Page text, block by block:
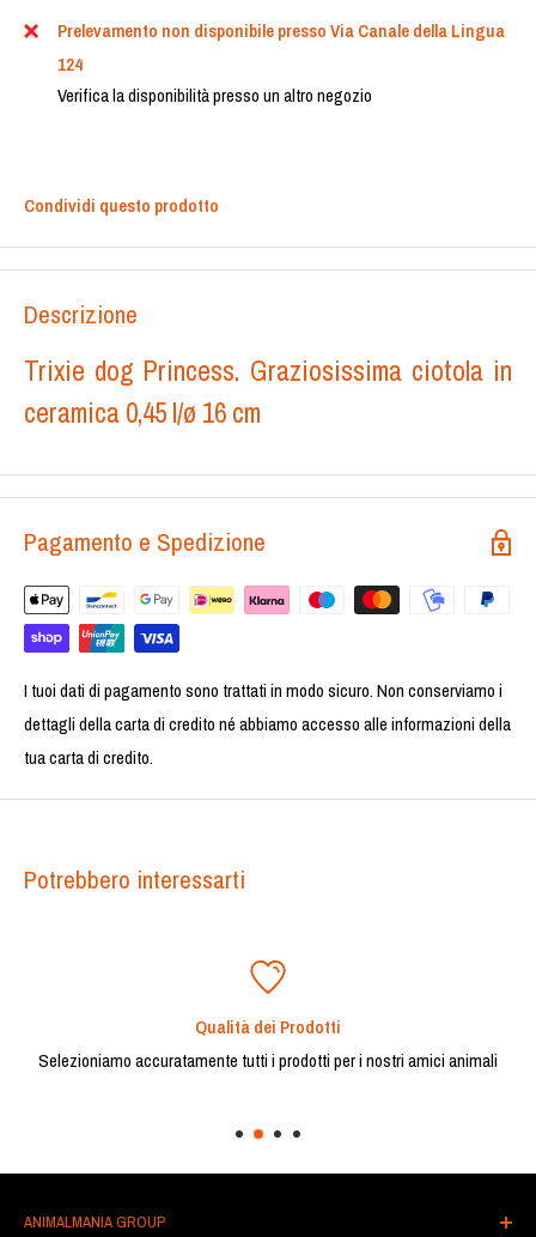
Prelevamento non disponibile presso Via Canale della Lingua
124
Verifica la disponibilità presso un altro negozio
Condividi questo prodotto
Descrizione
Trixie dog Princess. Graziosissima ciotola in
ceramica 0,45 l/ø 16 cm
Pagamento e Spedizione
I tuoi dati di pagamento sono trattati in modo sicuro. Non conserviamo i
dettagli della carta di credito né abbiamo accesso alle informazioni della
tua carta di credito.
Potrebbero interessarti
Qualità dei Prodotti
Selezioniamo accuratamente tutti i prodotti per i nostri amici animali
ANIMALMANIA GROUP